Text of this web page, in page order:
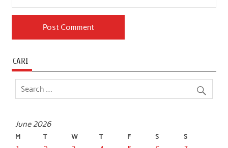
CARI
June 2026
M T W T F S S